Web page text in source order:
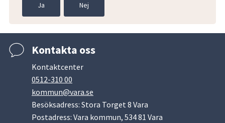
Ja Nej
Kontakta oss
Kontaktcenter
0512-310 00
kommun@vara.se
Besöksadress: Stora Torget 8 Vara
Postadress: Vara kommun, 534 81 Vara